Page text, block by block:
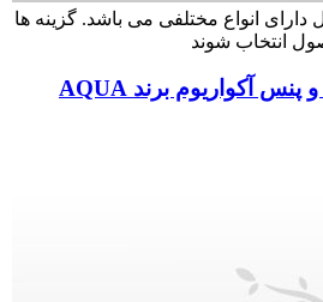
دارای انواع مختلفی می باشد. گزینه ها
انتخاب شوند
استند نگهدارنده قیچی و پنس آکواریوم برند AQUA